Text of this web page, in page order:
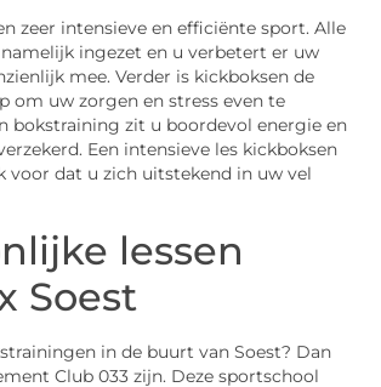
zeer intensieve en efficiënte sport. Alle
ingezet en u verbetert er uw
mee. Verder is kickboksen de
om uw zorgen en stress even te
bokstraining zit u boordevol energie en
Een intensieve les kickboksen
voor dat u zich uitstekend in uw vel
lessen
Soest
in de buurt van Soest? Dan
Club 033 zijn. Deze sportschool